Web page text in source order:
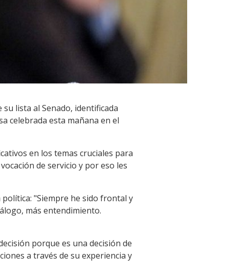
lista al Senado, identificada
celebrada esta mañana en el
en los temas cruciales para
de servicio y por eso les
"Siempre he sido frontal y
más entendimiento.
porque es una decisión de
a través de su experiencia y